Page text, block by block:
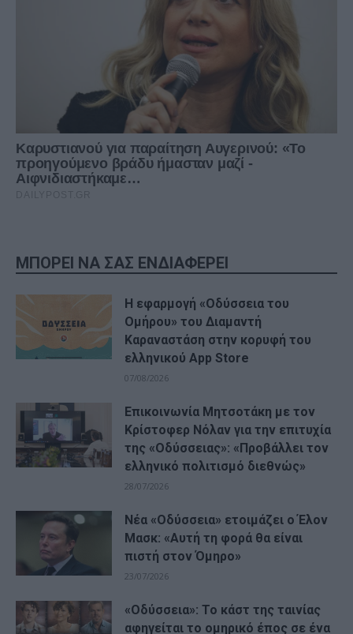
ΜΠΟΡΕΙ ΝΑ ΣΑΣ ΕΝΔΙΑΦΕΡΕΙ
Η εφαρμογή «Οδύσσεια του
Ομήρου» του Διαμαντή
Καραναστάση στην κορυφή του
ελληνικού App Store
07/08/2026
Επικοινωνία Μητσοτάκη με τον
Κρίστοφερ Νόλαν για την επιτυχία
της «Οδύσσειας»: «Προβάλλει τον
ελληνικό πολιτισμό διεθνώς»
28/07/2026
Νέα «Οδύσσεια» ετοιμάζει ο Έλον
Μασκ: «Αυτή τη φορά θα είναι
πιστή στον Όμηρο»
23/07/2026
«Οδύσσεια»: Το κάστ της ταινίας
αφηγείται το ομηρικό έπος σε ένα